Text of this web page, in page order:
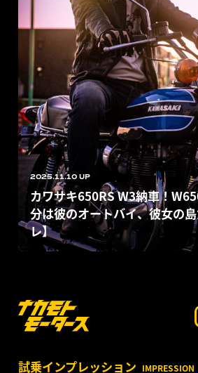
2025.11.10 UP
カワサキ650RS W3納車！
分は彼のオートバイ、彼女の
レ】
試乗インプレッション IMPRESSION